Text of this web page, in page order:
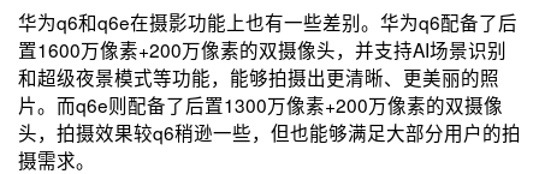
华为q6和q6e在摄影功能上也有一些差别。华为q6配备了后
置1600万像素+200万像素的双摄像头，并支持AI场景识别
和超级夜景模式等功能，能够拍摄出更清晰、更美丽的照
片。而q6e则配备了后置1300万像素+200万像素的双摄像
头，拍摄效果较q6稍逊一些，但也能够满足大部分用户的拍
摄需求。